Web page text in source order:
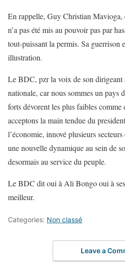
En rappelle, Guy Christian Mavioga,
n’a pas été mis au pouvoir pas par
tout-puissant la permis. Sa guerrison
illustration.
Le BDC, pzr la voix de son dirigeant
nationale, car nous sommes un pays
forts dévorent les plus faibles comme
acceptons la main tendue du
l’économie, innové plusieurs
une nouvelle dynamique au sein de
desormais au service du peuple.
Le BDC dit oui à Ali Bongo oui à
meilleur.
Categories: Non classé
Leave a